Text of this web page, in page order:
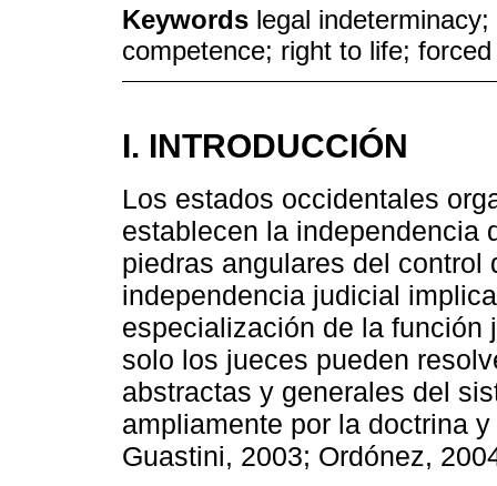
Keywords legal
competence; right to life;
I. INTRODUCCIÓN
Los estados occidentales
establecen la independencia
piedras angulares del
independencia judicial
especialización de la
solo los jueces pueden
abstractas y generales del
ampliamente por la doctrina
Guastini, 2003; Ordónez,